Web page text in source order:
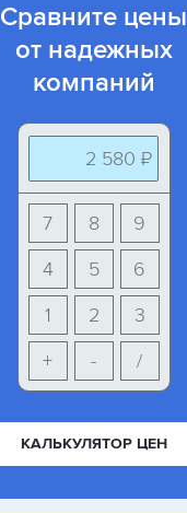
Сравните цены
от надежных
компаний
2 580 ₽
9
8
7
6
5
4
3
2
1
+
- /
КАЛЬКУЛЯТОР ЦЕН